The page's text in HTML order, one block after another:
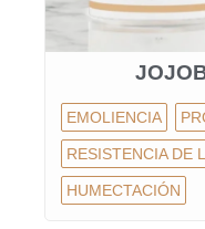
EMOLIENCIA
RESISTENCIA DE
HUMECTACIÓN